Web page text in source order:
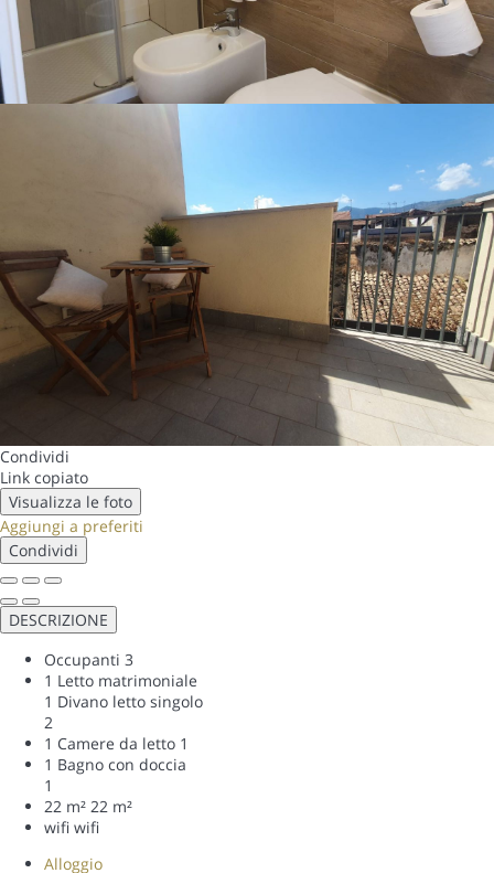
Condividi
Link copiato
Visualizza le foto
Aggiungi a preferiti
Condividi
DESCRIZIONE
Occupanti 3
1 Letto matrimoniale
1 Divano letto singolo
2
1 Camere da letto 1
1 Bagno con doccia
1
22 m² 22 m²
wifi wifi
Alloggio